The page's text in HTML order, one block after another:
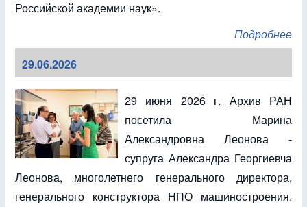
Российской академии наук».
Подробнее
29.06.2026
29 июня 2026 г. Архив РАН
посетила Марина
Александровна Леонова -
супруга Александра Георгиевча
Леонова, многолетнего генерального директора,
генерального конструктора НПО машиностроения.